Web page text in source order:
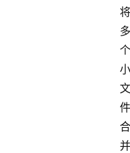
将
多
个
小
文
件
合
并